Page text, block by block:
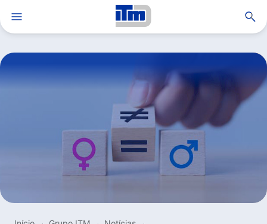
Open search
Grupo ITM
Soluções e serviços
Sustentabilidade